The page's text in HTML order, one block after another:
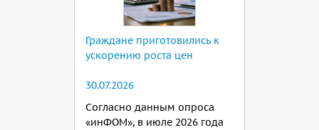
Граждане приготовились к
ускорению роста цен
30.07.2026
Согласно данным опроса
«инФОМ», в июле 2026 года